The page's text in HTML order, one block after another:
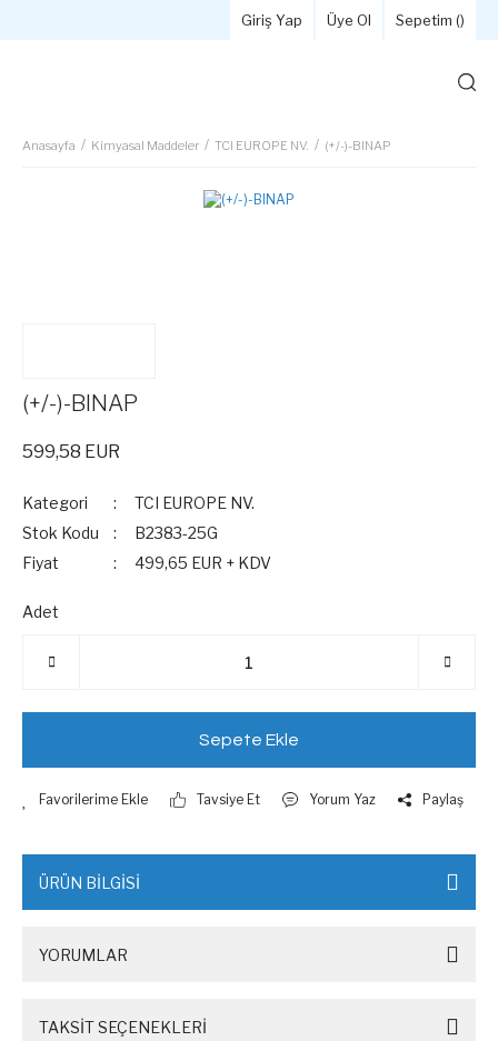
Giriş Yap Üye Ol Sepetim ()
Anasayfa Kimyasal Maddeler TCI EUROPE NV. (+/-)-BINAP
(+/-)-BINAP
599,58 EUR
Kategori
TCI EUROPE NV.
Stok Kodu
B2383-25G
Fiyat
499,65 EUR + KDV
Adet
Sepete Ekle
Tavsiye Et Yorum Yaz Paylaş
ÜRÜN BİLGİSİ
YORUMLAR
TAKSİT SEÇENEKLERİ